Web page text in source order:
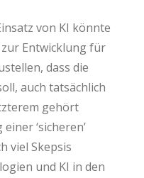
von KI könnte
Entwicklung für
dass die
auch tatsächlich
gehört
‘sicheren’
viel Skepsis
und KI in den